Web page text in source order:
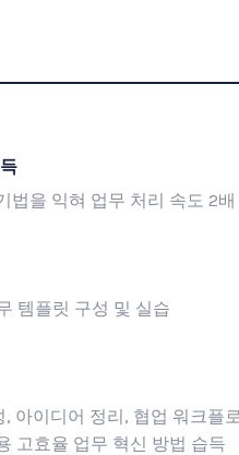
법을 익혀 업무 처리 속도 2
템플릿 구성 및 실습
아이디어 정리, 협업 워크플
고효율 업무 혁신 방법 습득